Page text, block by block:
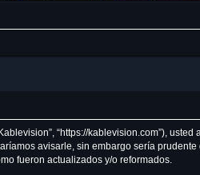
“https://kablevision.com”),
avisarle, sin embargo sería
fueron actualizados y/o reformados.